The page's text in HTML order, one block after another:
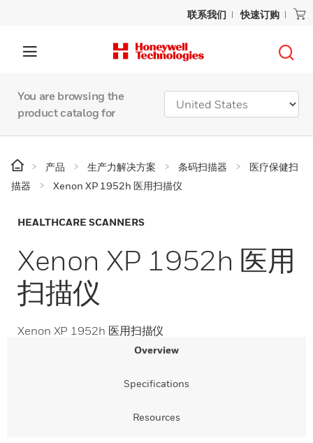
联系我们 快速订购
You are browsing the
product catalog for
产品 生产力解决方案 条码扫描器
医疗保健扫
描器
Xenon XP 1952h 医用扫描仪
HEALTHCARE SCANNERS
Xenon XP 1952h 医用
扫描仪
Xenon XP 1952h 医用扫描仪
Overview
Specifications
Resources